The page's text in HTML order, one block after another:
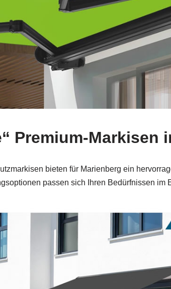
Premium-Markisen
bieten für Marienberg ein
passen sich Ihren Bedürfnissen im